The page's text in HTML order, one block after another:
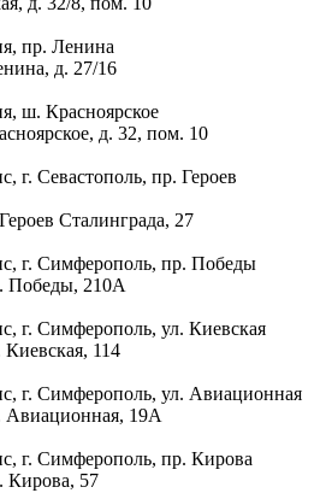
пр. Ленина
д. 27/16
ш. Красноярское
д. 32, пом. 10
г. Севастополь, пр. Героев
Сталинграда, 27
г. Симферополь, пр. Победы
Победы, 210A
г. Симферополь, ул. Киевская
114
г. Симферополь, ул. Авиационная
Авиационная, 19А
г. Симферополь, пр. Кирова
Кирова, 57